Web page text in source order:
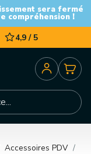
sera fermé
compréhension !
4,9 / 5
Accessoires PDV